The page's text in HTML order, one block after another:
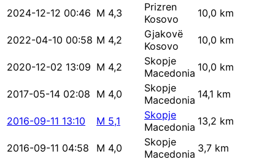
2024-12-12 00:46 M 4,3
Prizren
Kosovo
10,0 km
2022-04-10 00:58 M 4,2
Gjakovë
Kosovo
10,0 km
2020-12-02 13:09 M 4,2
Skopje
Macedonia 10,0 km
2017-05-14 02:08 M 4,0
Skopje
Macedonia 14,1 km
2016-09-11 13:10 M 5,1
Skopje
Macedonia 13,2 km
2016-09-11 04:58 M 4,0
Skopje
Macedonia 3,7 km